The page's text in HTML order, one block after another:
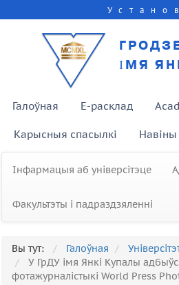
ІМЯ
Галоўная E-расклад
Карысныя спасылкі Навіны
Інфармацыя аб універсітэце
Факультэты і падраздзяленні
Вы тут: Галоўная
У ГрДУ імя Янкі Купалы
фотажурналістыкі World Press